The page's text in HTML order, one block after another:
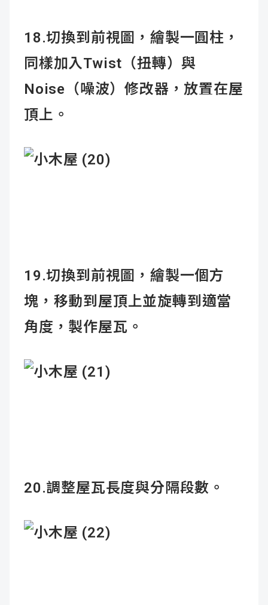
18.切換到前視圖，繪製一圓柱，
同樣加入Twist（扭轉）與
Noise（噪波）修改器，放置在屋
頂上。
19.切換到前視圖，繪製一個方
塊，移動到屋頂上並旋轉到適當
角度，製作屋瓦。
20.調整屋瓦長度與分隔段數。